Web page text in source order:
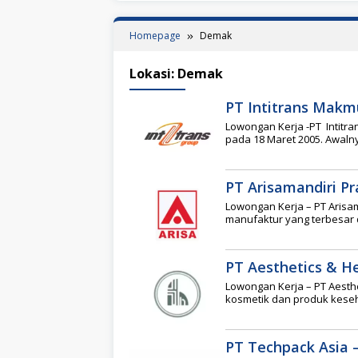
Homepage Demak
Lokasi: Demak
PT Intitrans
Lowongan Kerja -PT
pada 18 Maret 2005.
PT Arisamandiri
Lowongan Kerja – PT
manufaktur yang terbesar
PT Aesthetics &
Lowongan Kerja – PT
kosmetik dan produk
PT Techpack Asia